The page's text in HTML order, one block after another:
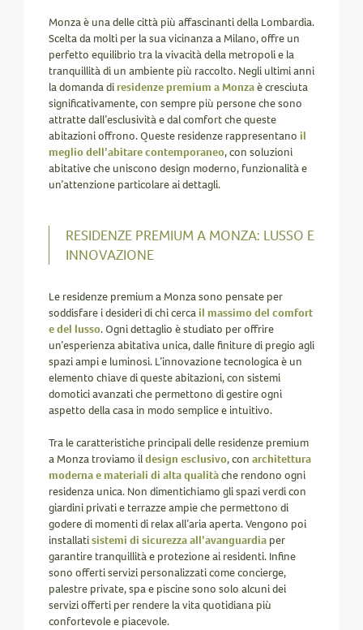
Monza è una delle città più affascinanti della Lombardia.
Scelta da molti per la sua vicinanza a Milano, offre un
perfetto equilibrio tra la vivacità della metropoli e la
tranquillità di un ambiente più raccolto. Negli ultimi anni
la domanda di residenze premium a Monzaè cresciuta
significativamente, con sempre più persone che sono
attratte dall’esclusività e dal comfort che queste
abitazioni offrono. Queste residenze rappresentano il
meglio dell’abitare contemporaneo, con soluzioni
abitative che uniscono design moderno, funzionalità e
un’attenzione particolare ai dettagli.
RESIDENZE PREMIUM A MONZA: LUSSO E
INNOVAZIONE
Le residenze premium a Monza sono pensate per
soddisfare i desideri di chi cerca il massimo del comfort
e del lusso. Ogni dettaglio è studiato per offrire
un’esperienza abitativa unica, dalle finiture di pregio agli
spazi ampi e luminosi. L’innovazione tecnologica è un
elemento chiave di queste abitazioni, con sistemi
domotici avanzati che permettono di gestire ogni
aspetto della casa in modo semplice e intuitivo.
Tra le caratteristiche principali delle residenze premium
a Monza troviamo ildesign esclusivo, con architettura
moderna e materiali di alta qualitàche rendono ogni
residenza unica. Non dimentichiamo gli spazi verdi con
giardini privati e terrazze ampie che permettono di
godere di momenti di relax all’aria aperta. Vengono poi
installatisistemi di sicurezza all’avanguardia per
garantire tranquillità e protezione ai residenti. Infine
sono offerti servizi personalizzati come concierge,
palestre private, spa e piscine sono solo alcuni dei
servizi offerti per rendere la vita quotidiana più
confortevole e piacevole.